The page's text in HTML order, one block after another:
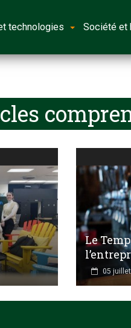
technologies Société et
Le
05